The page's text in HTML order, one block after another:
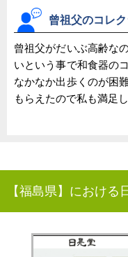
曾祖父のコレ
曾祖父がだいぶ高齢な
いという事で和食器の
なかなか出歩くのが困
もらえたので私も満足し
【福島県】における